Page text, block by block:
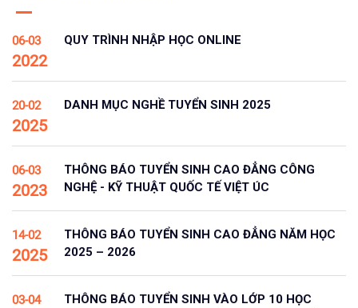
06-03
2022
QUY TRÌNH NHẬP HỌC ONLINE
20-02
2025
DANH MỤC NGHỀ TUYỂN SINH 2025
06-03
2023
THÔNG BÁO TUYỂN SINH CAO ĐẲNG CÔNG
NGHỆ - KỸ THUẬT QUỐC TẾ VIỆT ÚC
14-02
2025
THÔNG BÁO TUYỂN SINH CAO ĐẲNG NĂM HỌC
2025 – 2026
03-04
THÔNG BÁO TUYỂN SINH VÀO LỚP 10 HỌC